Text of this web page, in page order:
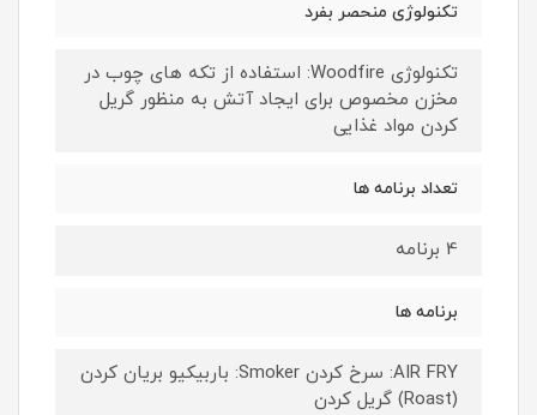
تکنولوژی منحصر بفرد
تکنولوژی Woodfire: استفاده از تکه های چوب در
مخزن مخصوص برای ایجاد آتش به منظور گریل
کردن مواد غذایی
تعداد برنامه ها
4 برنامه
برنامه ها
AIR FRY: سرخ کردن Smoker: باربیکیو بریان کردن
(Roast) گریل کردن